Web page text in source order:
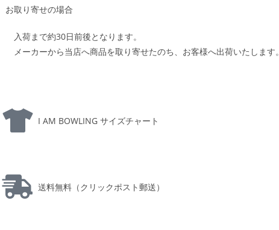
お取り寄せの場合
入荷まで約30日前後となります。
メーカーから当店へ商品を取り寄せたのち、お客様へ出荷いたします。
I AM BOWLING サイズチャート
送料無料（クリックポスト郵送）